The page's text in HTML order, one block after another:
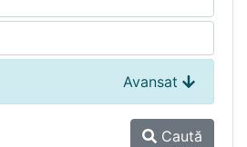
Avansat
Caută